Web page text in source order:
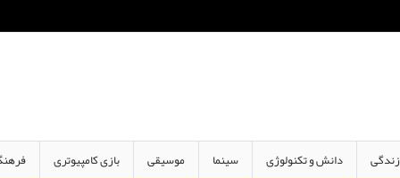
دانش و تکنولوژی سینما موسیقی بازی کامپیوتری